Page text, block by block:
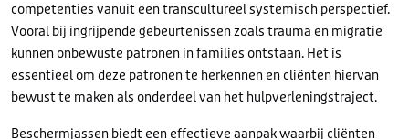
competenties vanuit een transcultureel systemisch perspectief.
Vooral bij ingrijpende gebeurtenissen zoals trauma en migratie
kunnen onbewuste patronen in families ontstaan. Het is
essentieel om deze patronen te herkennen en cliënten hiervan
bewust te maken als onderdeel van het hulpverleningstraject.
Beschermjassen biedt een effectieve aanpak waarbij cliënten